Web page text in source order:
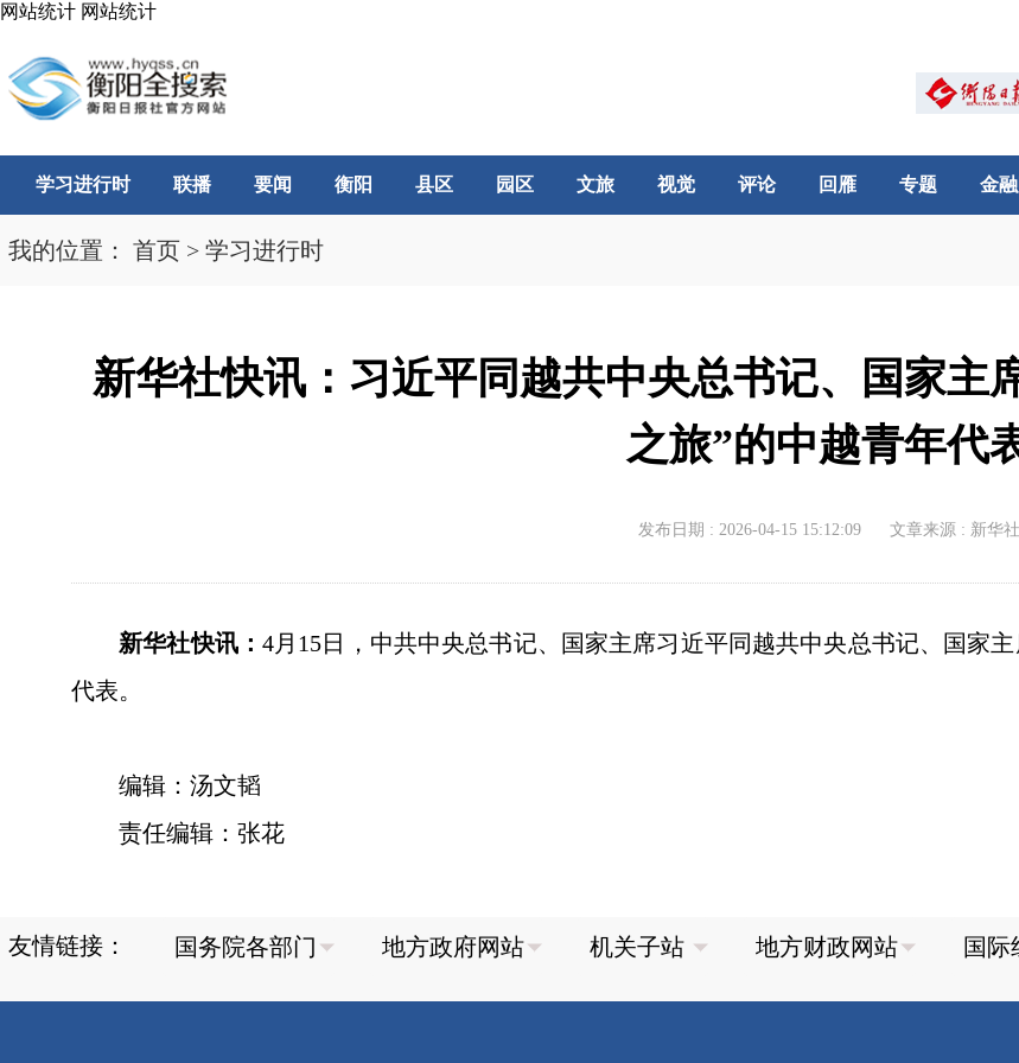
网站统计 网站统计
学习进行时 联播 要闻 衡阳 县区 园区 文旅 视觉 评论 回雁 专题 金
我的位置： 首页 > 学习进行时
新华社快讯：习近平同越共中央总书记、国家主
之旅”的中越青年代
发布日期 : 2026-04-15 15:12:09 文章来源 : 新华社
新华社快讯：4月15日，中共中央总书记、国家主席习近平同越共中央总书记、国家
代表。
编辑：汤文韬
责任编辑：张花
友情链接：